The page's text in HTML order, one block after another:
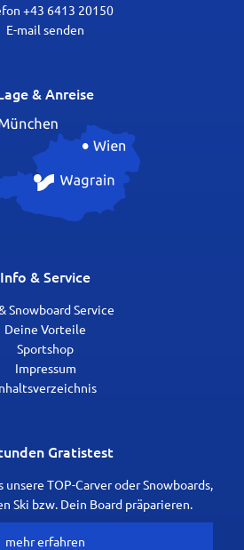
+43 6413 20150
E-mail senden
& Anreise
Info & Service
Snowboard Service
Deine Vorteile
Sportshop
Impressum
Gratistest
TOP-Carver oder Snowboards,
Ski bzw. Dein Board präparieren.
mehr erfahren